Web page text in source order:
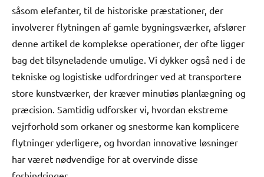
såsom elefanter, til de historiske præstationer, der
involverer flytningen af gamle bygningsværker, afslører
denne artikel de komplekse operationer, der ofte ligger
bag det tilsyneladende umulige. Vi dykker også ned i de
tekniske og logistiske udfordringer ved at transportere
store kunstværker, der kræver minutiøs planlægning og
præcision. Samtidig udforsker vi, hvordan ekstreme
vejrforhold som orkaner og snestorme kan komplicere
flytninger yderligere, og hvordan innovative løsninger
har været nødvendige for at overvinde disse